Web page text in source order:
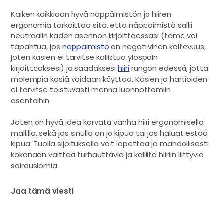
Kaiken kaikkiaan hyvä näppäimistön ja hiiren
ergonomia tarkoittaa sitä, että näppäimistö sallii
neutraalin käden asennon kirjoittaessasi (tämä voi
tapahtua, josnäppäimistö on negatiivinen kaltevuus,
joten käsien ei tarvitse kallistua ylöspäin
kirjoittaaksesi) ja saadaksesihiirirungon edessä, jotta
molempia käsiä voidaan käyttää. Käsien ja hartioiden
ei tarvitse toistuvasti mennä luonnottomiin
asentoihin.
Joten on hyvä idea korvata vanha hiiri ergonomisella
mallilla, sekä jos sinulla on jo kipua tai jos haluat estää
kipua. Tuolla sijoituksella voit lopettaa ja mahdollisesti
kokonaan välttää turhauttavia ja kalliita hiiriin liittyviä
sairauslomia.
Jaa tämä viesti